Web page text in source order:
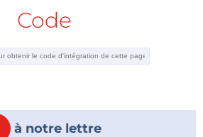
Code
à notre lettre